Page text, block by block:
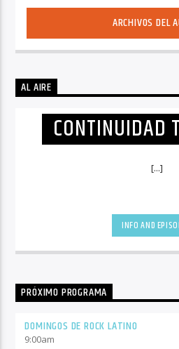
ARCHIVOS DEL
AL AIRE
CONTINUIDAD
[...]
INFO AND
PRÓXIMO PROGRAMA
DOMINGOS DE ROCK LATINO
9:00am